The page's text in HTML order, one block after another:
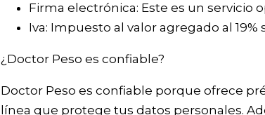
Firma electrónica: Este es un servicio
Iva: Impuesto al valor agregado al
¿Doctor Peso es confiable?
Doctor Peso es confiable porque ofrece
línea que protege tus datos personales.